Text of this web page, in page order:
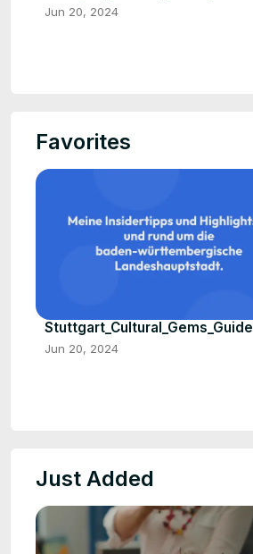
Jun 20, 2024
Favorites
Stuttgart_Cultural_Gems_Guide
Jun 20, 2024
Just Added